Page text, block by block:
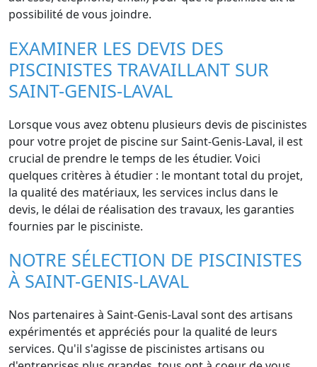
possibilité de vous joindre.
EXAMINER LES DEVIS DES
PISCINISTES TRAVAILLANT SUR
SAINT-GENIS-LAVAL
Lorsque vous avez obtenu plusieurs devis de piscinistes
pour votre projet de piscine sur Saint-Genis-Laval, il est
crucial de prendre le temps de les étudier. Voici
quelques critères à étudier : le montant total du projet,
la qualité des matériaux, les services inclus dans le
devis, le délai de réalisation des travaux, les garanties
fournies par le pisciniste.
NOTRE SÉLECTION DE PISCINISTES
À SAINT-GENIS-LAVAL
Nos partenaires à Saint-Genis-Laval sont des artisans
expérimentés et appréciés pour la qualité de leurs
services. Qu'il s'agisse de piscinistes artisans ou